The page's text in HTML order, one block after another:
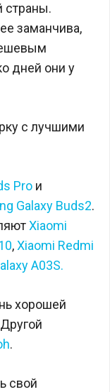
страны.
заманчива,
дней они у
с лучшими
Pro и
Galaxy Buds2.
Xiaomi
,Xiaomi Redmi
A03S.
хорошей
Другой
.
свой